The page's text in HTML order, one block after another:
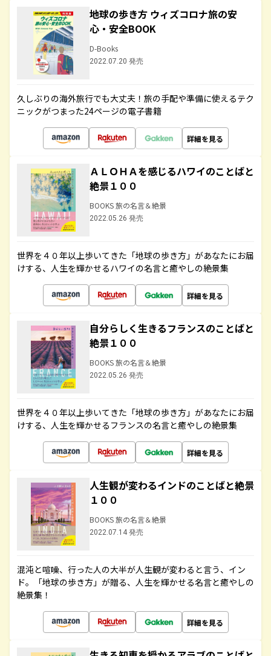
地球の歩き方 ウィズコロナ旅の安
心・安全BOOK
D-Books
2022.07.20 発売
久しぶりの海外旅行でも大丈夫！旅の手配や準備に使えるテク
ニックがつまった24ページの電子書籍
詳細を見る
ＡＬＯＨＡを感じるハワイのことばと
絶景１００
BOOKS 旅の名言＆絶景
2022.05.26 発売
世界を４０年以上歩いてきた「地球の歩き方」があなたにお届
けする、人生を輝かせるハワイの名言と癒やしの絶景集
詳細を見る
自分らしく生きるフランスのことばと
絶景１００
BOOKS 旅の名言＆絶景
2022.05.26 発売
世界を４０年以上歩いてきた「地球の歩き方」があなたにお届
けする、人生を輝かせるフランスの名言と癒やしの絶景集
詳細を見る
人生観が変わるインドのことばと絶景
１００
BOOKS 旅の名言＆絶景
2022.07.14 発売
混沌と喧噪、行った人の大半が人生観が変わると言う、イン
ド。「地球の歩き方」が贈る、人生を輝かせる名言と癒やしの
絶景集！
詳細を見る